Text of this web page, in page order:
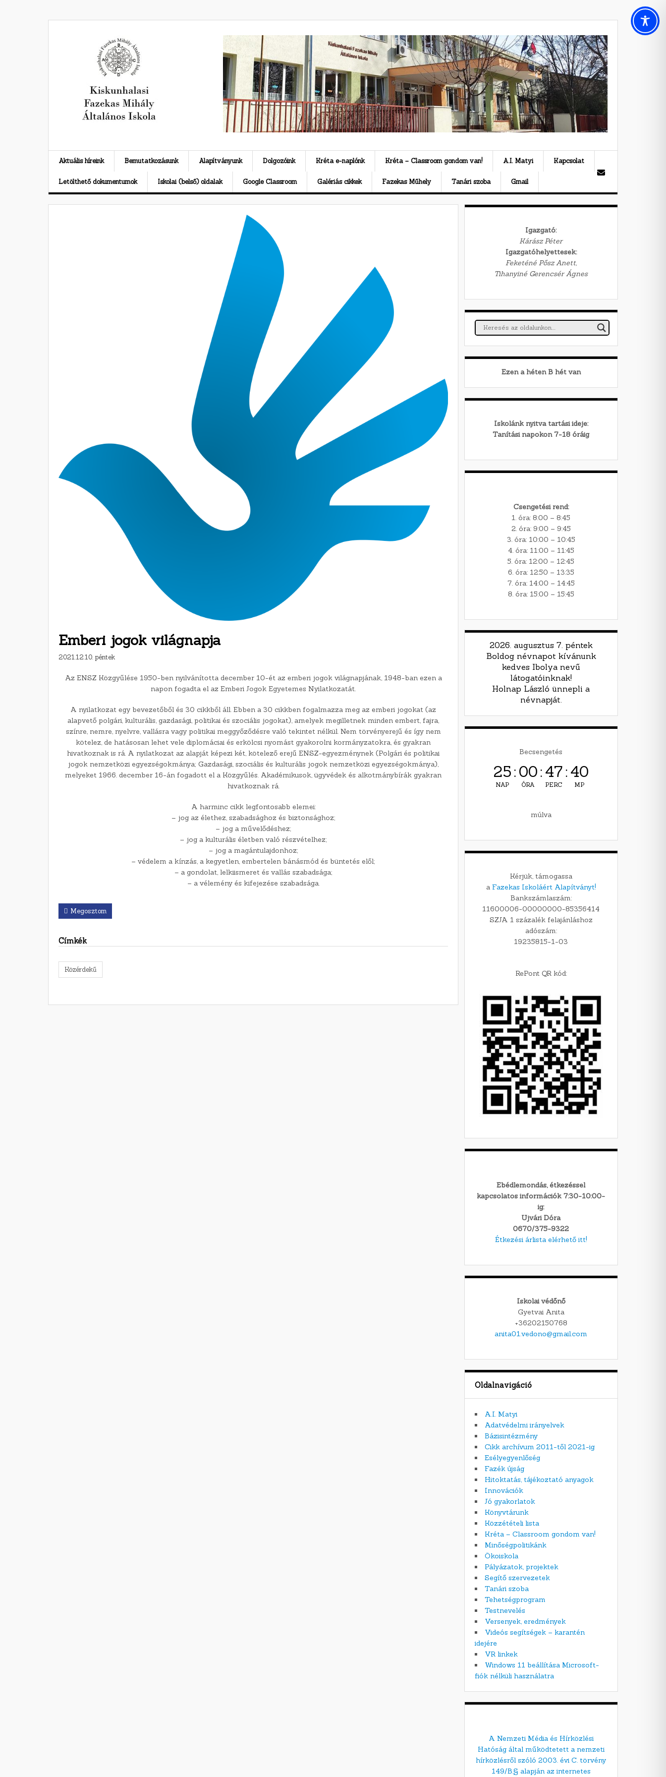
Aktuális híreink Bemutatkozásunk Alapítványunk Dolgozóink Kréta e-naplónk Kréta – Classroom gondom van! A.I. Matyi Kapcsolat
Letölthető dokumentumok Iskolai (belső) oldalak Google Classroom Galériás cikkek Fazekas Műhely Tanári szoba Gmail
Emberi jogok világnapja
2021.12.10. péntek
Az ENSZ Közgyűlése 1950-ben nyilvánította december 10-ét az emberi jogok világnapjának, 1948-ban ezen a
napon fogadta el az Emberi Jogok Egyetemes Nyilatkozatát.
A nyilatkozat egy bevezetőből és 30 cikkből áll. Ebben a 30 cikkben fogalmazza meg az emberi jogokat (az
alapvető polgári, kulturális, gazdasági, politikai és szociális jogokat), amelyek megilletnek minden embert, fajra,
színre, nemre, nyelvre, vallásra vagy politikai meggyőződésre való tekintet nélkül. Nem törvényerejű és így nem
kötelez, de hatásosan lehet vele diplomáciai és erkölcsi nyomást gyakorolni kormányzatokra, és gyakran
hivatkoznak is rá. A nyilatkozat az alapját képezi két, kötelező erejű ENSZ-egyezménynek (Polgári és politikai
jogok nemzetközi egyezségokmánya; Gazdasági, szociális és kulturális jogok nemzetközi egyezségokmánya),
melyeket 1966. december 16-án fogadott el a Közgyűlés. Akadémikusok, ügyvédek és alkotmánybírák gyakran
hivatkoznak rá.
A harminc cikk legfontosabb elemei:
– jog az élethez, szabadsághoz és biztonsághoz;
– jog a művelődéshez;
– jog a kulturális életben való részvételhez;
– jog a magántulajdonhoz;
– védelem a kínzás, a kegyetlen, embertelen bánásmód és büntetés elől;
– a gondolat, lelkiismeret és vallás szabadsága;
– a vélemény és kifejezése szabadsága.
Megosztom
Címkék
Közérdekű
Igazgató:
Kárász Péter
Igazgatóhelyettesek:
Feketéné Pősz Anett,
Tihanyiné Gerencsér Ágnes
Ezen a héten Bhét van
Iskolánk nyitva tartási ideje:
Tanítási napokon 7-18 óráig
Csengetési rend:
1. óra: 8:00 – 8:45
2. óra: 9:00 – 9:45
3. óra: 10:00 – 10:45
4. óra: 11:00 – 11:45
5. óra: 12:00 – 12:45
6. óra: 12:50 – 13:35
7. óra: 14:00 – 14:45
8. óra: 15:00 – 15:45
2026. augusztus 7. péntek
Boldog névnapot kívánunk
kedves Ibolya nevű
látogatóinknak!
Holnap László ünnepli a
névnapját.
Becsengetés
25
NAP
:00
ÓRA
:47
PERC
:39
MP
múlva
Kérjük, támogassa
a Fazekas Iskoláért Alapítványt!
Bankszámlaszám:
11600006-00000000-85356414
SZJA 1 százalék felajánláshoz
adószám:
19235815-1-03
RePont QR kód:
Ebédlemondás, étkezéssel
kapcsolatos információk 7:30-10:00-
ig:
Ujvári Dóra
0670/375-9322
Étkezési árlista elérhető itt!
Iskolai védőnő
Gyetvai Anita
+36202150768
anita01.vedono@gmail.com
Oldalnavigáció
A.I. Matyi
Adatvédelmi irányelvek
Bázisintézmény
Cikk archívum 2011-től 2021-ig
Esélyegyenlőség
Fazék újság
Hitoktatás, tájékoztató anyagok
Innovációk
Jó gyakorlatok
Könyvtárunk
Közzétételi lista
Kréta – Classroom gondom van!
Minőségpolitikánk
Ökoiskola
Pályázatok, projektek
Segítő szervezetek
Tanári szoba
Tehetségprogram
Testnevelés
Versenyek, eredmények
Videós segítségek – karantén
idejére
VR linkek
Windows 11 beállítása Microsoft-
fiók nélküli használatra
A Nemzeti Média és Hírközlési
Hatóság által működtetett a nemzeti
hírközlésről szóló 2003. évi C. törvény
149/B.§ alapján az internetes